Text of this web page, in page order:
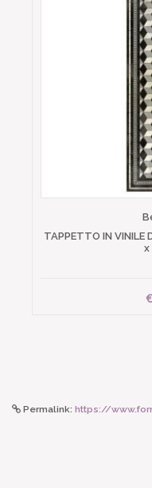
TAPPETTO IN VINILE
x
Permalink: https://www.formecolori.com:443/it_it/